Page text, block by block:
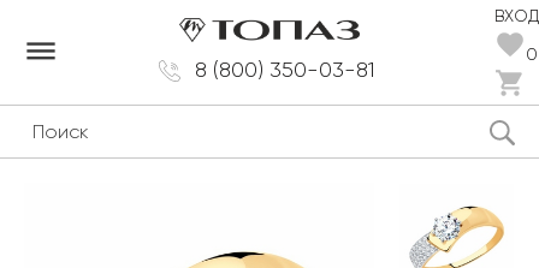
8 (800) 350-03-81
ВХОД
0
dehaze